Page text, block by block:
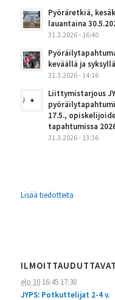
Pyöräretkiä,
lauantaina
31.3.2026 - 16:40
keväällä ja
31.3.2026 - 14:16
Liittymistarjous
17.5.,
tapahtumissa
31.3.2026 - 13:36
Lisää tiedotteita
elo 1016:45 17:30
JYPS: Potkuttelijat 2-4 v.